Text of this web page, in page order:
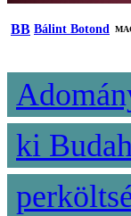
BB Bálint Botond
ki